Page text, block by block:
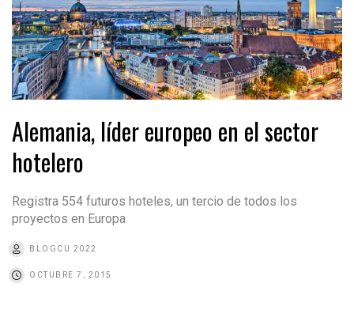
Alemania, líder europeo en el sector
hotelero
Registra 554 futuros hoteles, un tercio de todos los
proyectos en Europa
BLOGCU 2022
OCTUBRE 7, 2015